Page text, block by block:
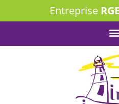
Entreprise